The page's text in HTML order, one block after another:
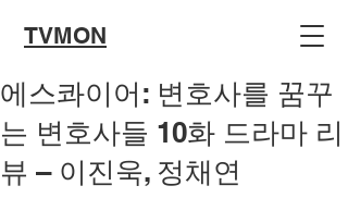
TVMON
에스콰이어: 변호사를 꿈꾸
는 변호사들 10화 드라마 리
뷰 – 이진욱, 정채연